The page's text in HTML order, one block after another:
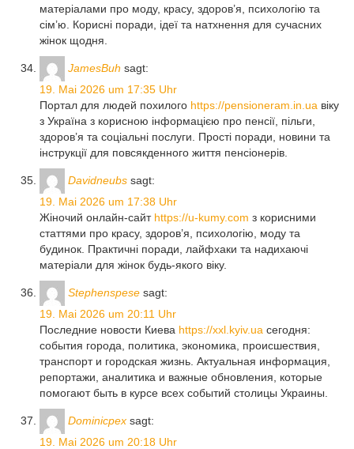
матеріалами про моду, красу, здоров’я, психологію та
сім’ю. Корисні поради, ідеї та натхнення для сучасних
жінок щодня.
JamesBuh sagt:
19. Mai 2026 um 17:35 Uhr
Портал для людей похилого https://pensioneram.in.ua віку
з Україна з корисною інформацією про пенсії, пільги,
здоров’я та соціальні послуги. Прості поради, новини та
інструкції для повсякденного життя пенсіонерів.
Davidneubs sagt:
19. Mai 2026 um 17:38 Uhr
Жіночий онлайн-сайт https://u-kumy.com з корисними
статтями про красу, здоров’я, психологію, моду та
будинок. Практичні поради, лайфхаки та надихаючі
матеріали для жінок будь-якого віку.
Stephenspese sagt:
19. Mai 2026 um 20:11 Uhr
Последние новости Киева https://xxl.kyiv.ua сегодня:
события города, политика, экономика, происшествия,
транспорт и городская жизнь. Актуальная информация,
репортажи, аналитика и важные обновления, которые
помогают быть в курсе всех событий столицы Украины.
Dominicpex sagt:
19. Mai 2026 um 20:18 Uhr